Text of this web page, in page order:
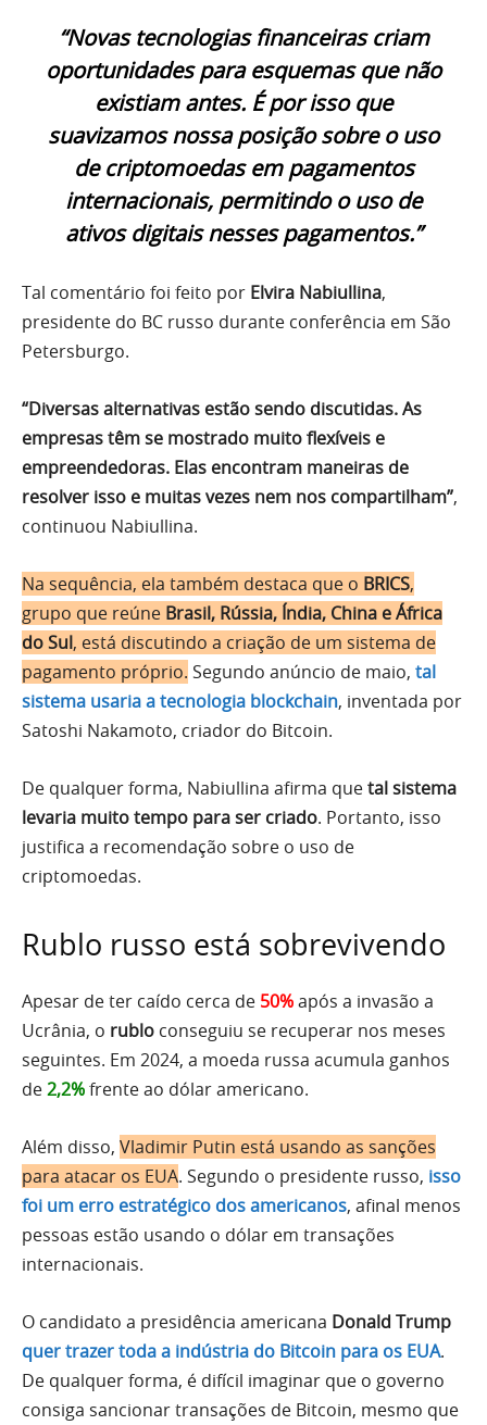
“Novas tecnologias financeiras criam
oportunidades para esquemas que não
existiam antes. É por isso que
suavizamos nossa posição sobre o uso
de criptomoedas em pagamentos
internacionais, permitindo o uso de
ativos digitais nesses pagamentos.”
Tal comentário foi feito por Elvira Nabiullina,
presidente do BC russo durante conferência em São
Petersburgo.
“Diversas alternativas estão sendo discutidas. As
empresas têm se mostrado muito flexíveis e
empreendedoras. Elas encontram maneiras de
resolver isso e muitas vezes nem nos compartilham”,
continuou Nabiullina.
Na sequência, ela também destaca que o BRICS,
grupo que reúne Brasil, Rússia, Índia, China e África
do Sul, está discutindo a criação de um sistema de
pagamento próprio. Segundo anúncio de maio, tal
sistema usaria a tecnologia blockchain, inventada por
Satoshi Nakamoto, criador do Bitcoin.
De qualquer forma, Nabiullina afirma quetal sistema
levaria muito tempo para ser criado. Portanto, isso
justifica a recomendação sobre o uso de
criptomoedas.
Rublo russo está sobrevivendo
Apesar de ter caído cerca de 50%após a invasão a
Ucrânia, o rublo conseguiu se recuperar nos meses
seguintes. Em 2024, a moeda russa acumula ganhos
de2,2%frente ao dólar americano.
Além disso, Vladimir Putin está usando as sanções
para atacar os EUA. Segundo o presidente russo, isso
foi um erro estratégico dos americanos, afinal menos
pessoas estão usando o dólar em transações
internacionais.
O candidato a presidência americana Donald Trump
quer trazer toda a indústria do Bitcoin para os EUA.
De qualquer forma, é difícil imaginar que o governo
consiga sancionar transações de Bitcoin, mesmo que